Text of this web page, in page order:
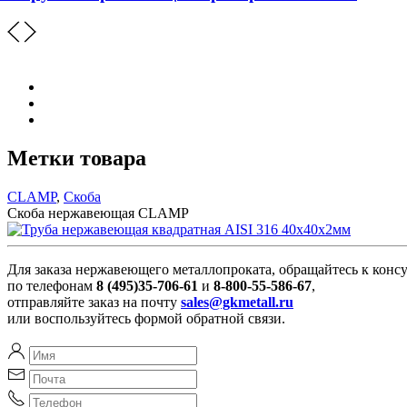
Метки товара
CLAMP, Скоба
Скоба нержавеющая CLAMP
Для заказа нержавеющего металлопроката, обращайтесь к
по телефонам 8 (495)35-706-61 и 8-800-55-586-67,
отправляйте заказ на почту sales@gkmetall.ru
или воспользуйтесь формой обратной связи.